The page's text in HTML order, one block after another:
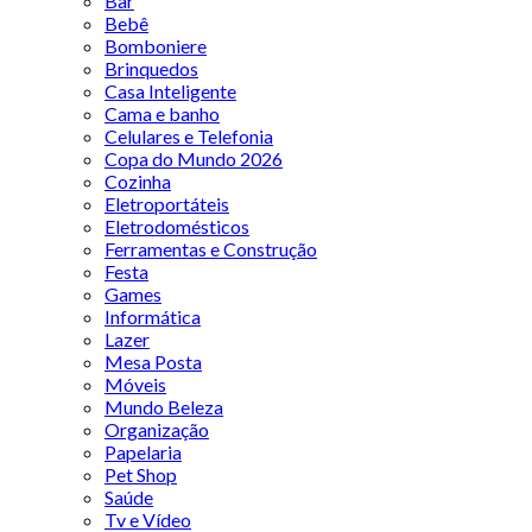
Bebê
Bomboniere
Brinquedos
Casa Inteligente
Cama e banho
Celulares e Telefonia
Copa do Mundo 2026
Cozinha
Eletroportáteis
Eletrodomésticos
Ferramentas e Construção
Festa
Games
Informática
Lazer
Mesa Posta
Móveis
Mundo Beleza
Organização
Papelaria
Pet Shop
Saúde
Tv e Vídeo